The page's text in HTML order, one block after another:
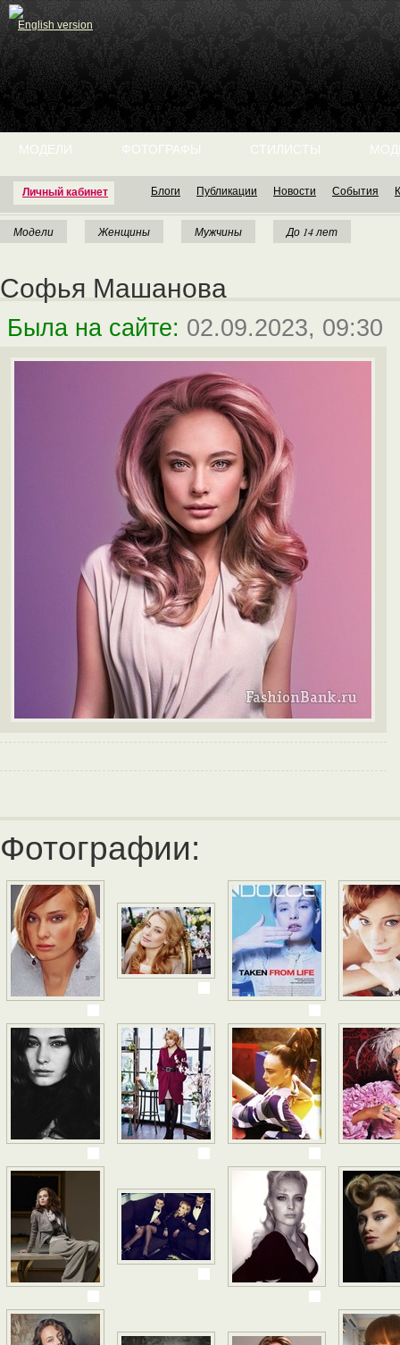
English version
Личный кабинет
МОДЕЛИ ФОТОГРАФЫ СТИЛИСТЫ
Блоги Публикации Новости События
Модели Женщины Мужчины До 14 лет
Софья Машанова
Была на сайте: 02.09.2023, 09:30
Фотографии: